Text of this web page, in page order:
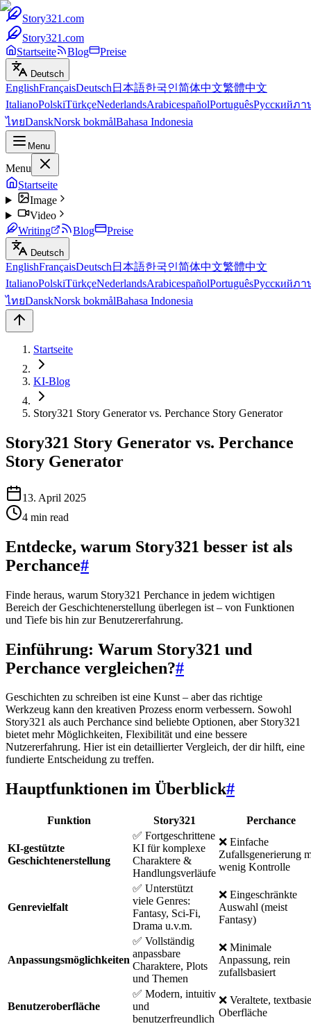
Story321.com
Story321.com
Startseite
Blog Preise
Deutsch
EnglishFrançaisDeutsch 日本語한국인简体中文繁體中文
ItalianoPolskiTürkçeNederlandsArabicespañolPortuguêsРусскийภา
ไทยDanskNorsk bokmålBahasa Indonesia
Menu
Menu
Startseite
Image
Video
Writing
Blog Preise
Deutsch
EnglishFrançaisDeutsch 日本語한국인简体中文繁體中文
ItalianoPolskiTürkçeNederlandsArabicespañolPortuguêsРусскийภา
ไทยDanskNorsk bokmålBahasa Indonesia
Startseite
KI-Blog
Story321 Story Generator vs. Perchance Story Generator
Story321 Story Generator vs. Perchance
Story Generator
13. April 2025
4 min read
Entdecke, warum Story321 besser ist als
Perchance#
Finde heraus, warum Story321 Perchance in jedem wichtigen
Bereich der Geschichtenerstellung überlegen ist – von Funktionen
und Tiefe bis hin zur Benutzererfahrung.
Einführung: Warum Story321 und
Perchance vergleichen?#
Geschichten zu schreiben ist eine Kunst – aber das richtige
Werkzeug kann den kreativen Prozess enorm verbessern. Sowohl
Story321 als auch Perchance sind beliebte Optionen, aber Story321
bietet mehr Möglichkeiten, Flexibilität und eine bessere
Nutzererfahrung. Hier ist ein detaillierter Vergleich, der dir hilft, eine
fundierte Entscheidung zu treffen.
Hauptfunktionen im Überblick#
Funktion Story321 Perchance
KI-gestützte
Geschichtenerstellung
✅ Fortgeschrittene
KI für komplexe
Charaktere &
Handlungsverläufe
❌ Einfache
Zufallsgenerierung
wenig Kontrolle
Genrevielfalt
✅ Unterstützt
viele Genres:
Fantasy, Sci-Fi,
Drama u.v.m.
❌ Eingeschränkte
Auswahl (meist
Fantasy)
Anpassungsmöglichkeiten
✅ Vollständig
anpassbare
Charaktere, Plots
und Themen
❌ Minimale
Anpassung, rein
zufallsbasiert
Benutzeroberfläche
✅ Modern, intuitiv
und
benutzerfreundlich
❌ Veraltete,
Oberfläche